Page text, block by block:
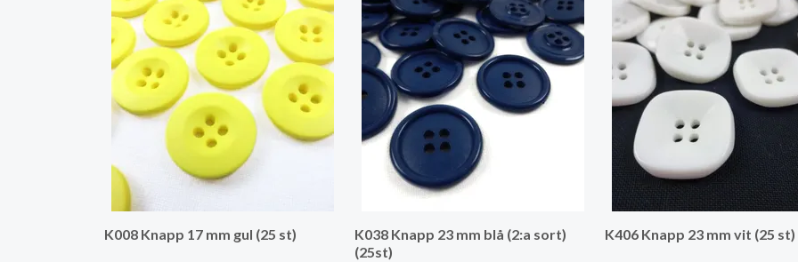
K008 Knapp 17 mm gul (25 st)
K038 Knapp 23 mm blå (2:a sort)
(25st)
K406 Knapp 23 mm vit (25 st)